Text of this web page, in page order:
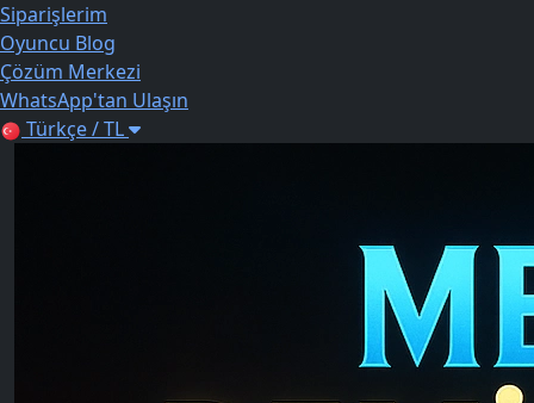
Siparişlerim
Oyuncu Blog
Çözüm Merkezi
WhatsApp'tan Ulaşın
Türkçe / TL